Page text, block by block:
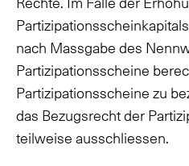
nach Massgabe des
Partizipationsscheine
Partizipationsscheine zu
das Bezugsrecht der
teilweise ausschliessen.